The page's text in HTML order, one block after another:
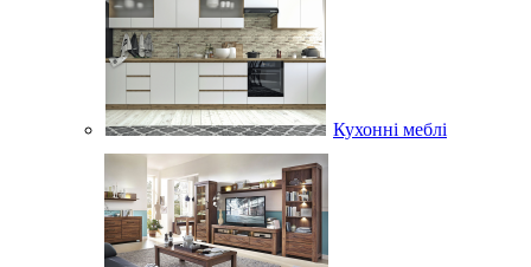
Кухонні меблі